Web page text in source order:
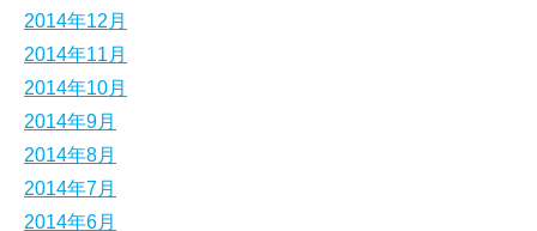
2014年12月
2014年11月
2014年10月
2014年9月
2014年8月
2014年7月
2014年6月